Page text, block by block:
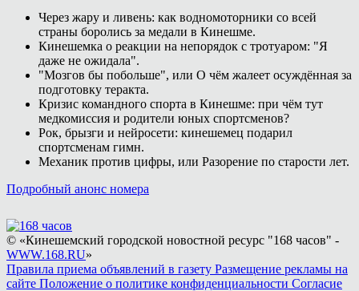
Через жару и ливень: как водномоторники со всей
страны боролись за медали в Кинешме.
Кинешемка о реакции на непорядок с тротуаром: "Я
даже не ожидала".
"Мозгов бы побольше", или О чём жалеет осуждённая за
подготовку теракта.
Кризис командного спорта в Кинешме: при чём тут
медкомиссия и родители юных спортсменов?
Рок, брызги и нейросети: кинешемец подарил
спортсменам гимн.
Механик против цифры, или Разорение по старости лет.
Подробный анонс номера
© «Кинешемский городской новостной ресурс "168 часов" -
WWW.168.RU»
Правила приема объявлений в газету Размещение рекламы на
сайте Положение о политике конфиденциальности Согласие